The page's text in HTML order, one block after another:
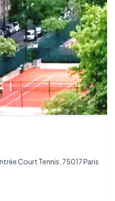
Court Tennis, 75017 Paris